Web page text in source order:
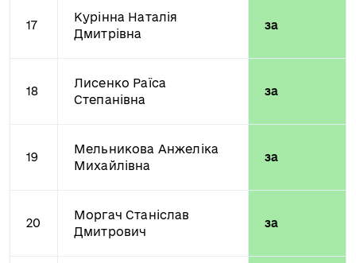
17
Курінна Наталія
Дмитрівна
за
18
Лисенко Раїса
Степанівна
за
19
Мельникова Анжеліка
Михайлівна
за
20
Моргач Станіслав
Дмитрович
за